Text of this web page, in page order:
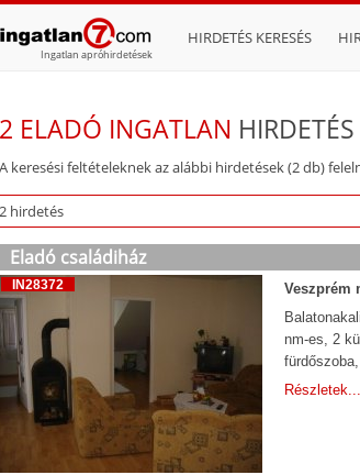
Ingatlan apróhirdetések
HIRDETÉS KERESÉS
2 ELADÓ INGATLAN HIRDETÉS
A keresési feltételeknek az alábbi hirdetések (2 db)
2 hirdetés
Eladó családiház
IN28372
Veszprém
nm-es, 2
Részletek...